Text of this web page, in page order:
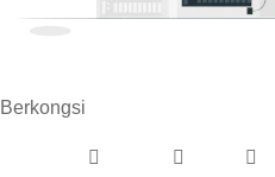
Berkongsi